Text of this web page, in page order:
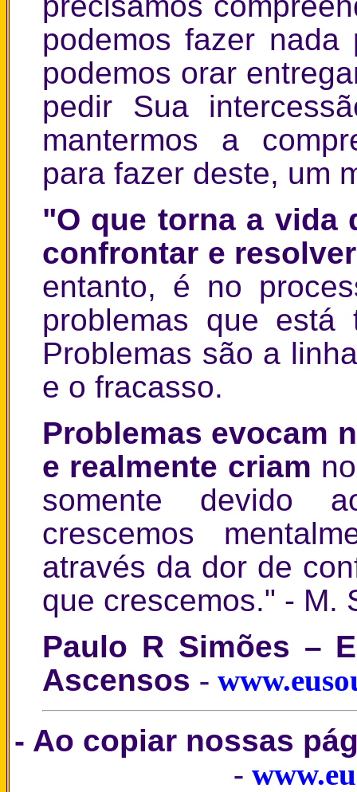
podemos fazer nada
podemos orar
pedir Sua
mantermos a
para fazer deste, um
"O que torna a vida
confrontar e
entanto, é no
problemas que
Problemas são a
e o fracasso.
Problemas evocam
e realmente criam
somente devido
crescemos
através da dor de
que crescemos." - M.
Paulo R Simões –
Ascensos -
- Ao copiar nossas
-